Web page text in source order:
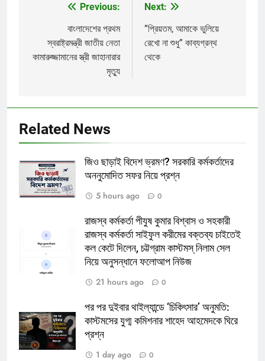
navigation
Previous:
বাংলাদেশের প্রথম
স্বরাষ্ট্রমন্ত্রী জাতীয় নেতা
কামারুজ্জামানের স্ত্রী জাহানারার
মৃত‌্যু
Next:
‍”প্রিয়তম, আমাকে ভুলিয়ে
রেখো না শুধু” কাব্যগ্রন্থ
থেকে
Related News
জিও ছাড়াই বিদেশ ভ্রমণ? সরকারি কর্মকর্তাদের
অননুমোদিত সফর নিয়ে প্রশ্ন
5 hours ago
0
রাজস্ব কর্মকর্তা পীযুষ কুমার বিশ্বাস ও সহকারী
রাজস্ব কর্মকর্তা সাইফুল করীমের বক্তব্য চাইতেই
কল কেটে দিলেন, চট্টগ্রাম কাস্টমস্ নিলাম সেল
নিয়ে অনুসন্ধানে ফলোআপ নিউজ
21 hours ago
0
পর পর দুইবার থাইল্যান্ডে ‘চিকিৎসার’ অনুমতি:
কাস্টমসের যুগ্ম কমিশনার শাহেদ আহমেদকে ঘিরে
প্রশ্ন
1 day ago
0